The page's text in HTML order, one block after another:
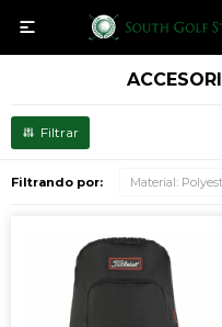

Filtrando por: Material: